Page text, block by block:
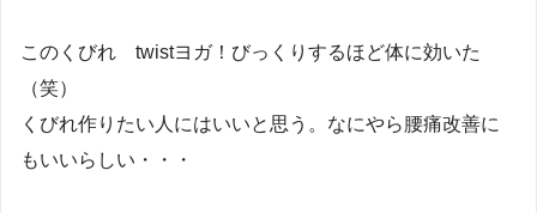
このくびれ twistヨガ！びっくりするほど体に効いた
（笑）
くびれ作りたい人にはいいと思う。なにやら腰痛改善に
もいいらしい・・・